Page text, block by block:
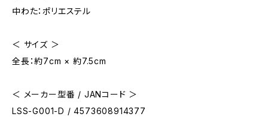
中わた：ポリエステル
＜ サイズ ＞
全長：約7cm × 約7.5cm
＜ メーカー型番 / JANコード ＞
LSS-G001-D / 4573608914377